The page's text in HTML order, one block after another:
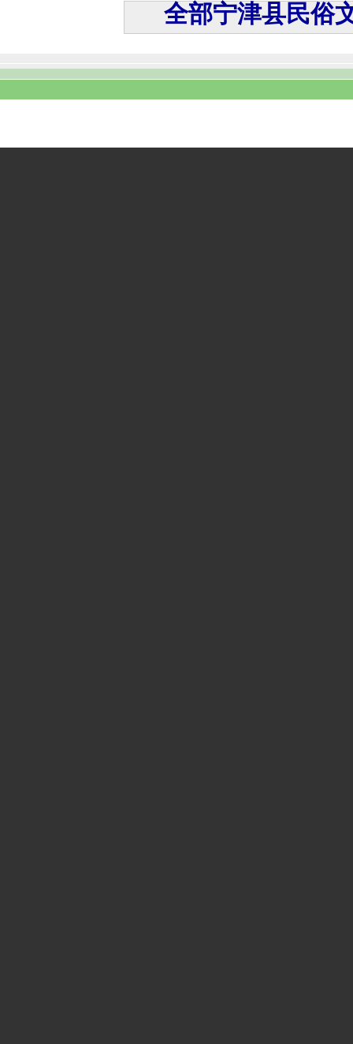
全部宁津县民俗